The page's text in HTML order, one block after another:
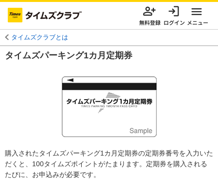
無料登録 ログイン メニュー
タイムズクラブとは
タイムズパーキング1カ月定期券
購入されたタイムズパーキング1カ月定期券の定期券番号を入力いた
だくと、100タイムズポイントがたまります。定期券を購入される
たびに、お申込みが必要です。